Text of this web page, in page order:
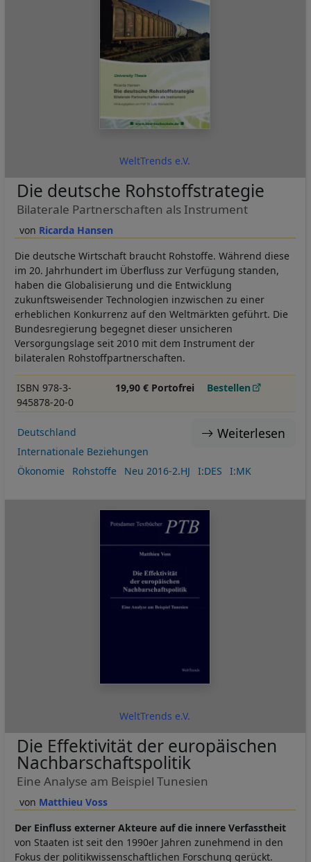
WeltTrends e.V.
Ricarda Hansen
Die deutsche Rohstoffstrategie
Bilaterale Partnerschaften als Instrument
Die deutsche Wirtschaft braucht Rohstoffe. Während diese
im 20. Jahrhundert im Überfluss zur Verfügung standen,
haben die Globalisierung und die Entwicklung
zukunftsweisender Technologien inzwischen zu einer
erheblichen Konkurrenz auf den Weltmärkten geführt. Die
Bundesregierung begegnet dieser unsicheren
Versorgungslage seit 2010 mit dem Instrument der
bilateralen Rohstoffpartnerschaften.
ISBN 978-3-
945878-20-0
19,90 € Portofrei Bestellen
Weiterlesen
Deutschland
Internationale Beziehungen
Ökonomie
Rohstoffe Neu 2016-2.HJ I:DES I:MK
WeltTrends e.V.
Matthieu Voss
Die Effektivität der europäischen
Nachbarschaftspolitik
Eine Analyse am Beispiel Tunesien
Der Einfluss externer Akteure auf die innere Verfasstheit
von Staaten ist seit den 1990er Jahren zunehmend in den
Fokus der politikwissenschaftlichen Forschung gerückt.